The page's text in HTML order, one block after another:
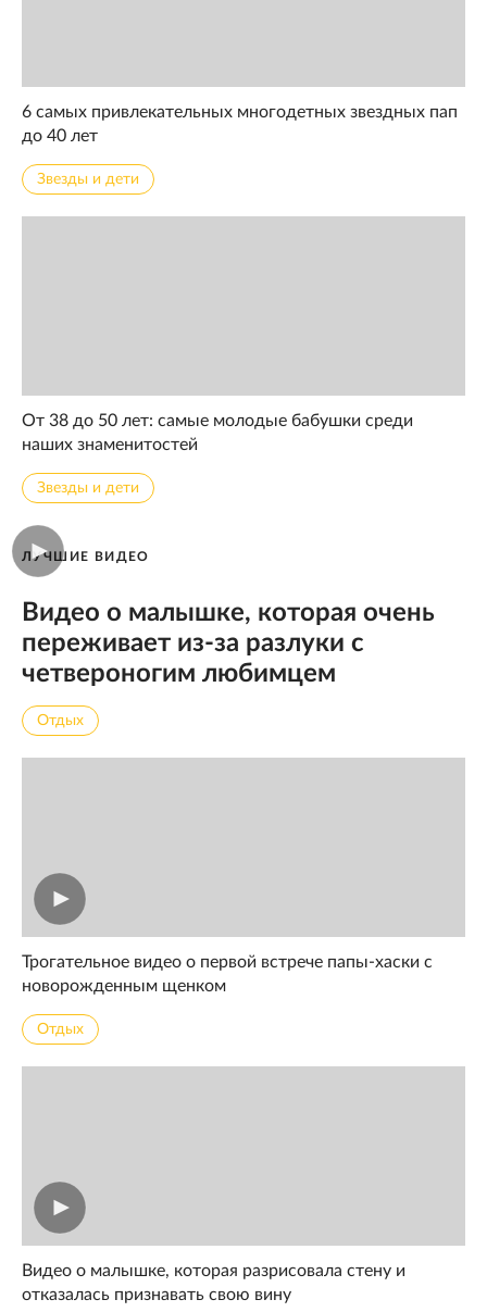
6 самых привлекательных многодетных звездных пап
до 40 лет
Звезды и дети
От 38 до 50 лет: самые молодые бабушки среди
наших знаменитостей
Звезды и дети
ЛУЧШИЕ ВИДЕО
Видео о малышке, которая очень
переживает из-за разлуки с
четвероногим любимцем
Отдых
Трогательное видео о первой встрече папы-хаски с
новорожденным щенком
Отдых
Видео о малышке, которая разрисовала стену и
отказалась признавать свою вину